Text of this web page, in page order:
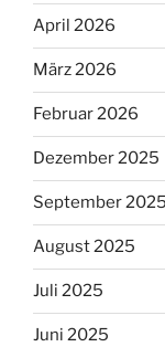
April 2026
März 2026
Februar 2026
Dezember 2025
September 2025
August 2025
Juli 2025
Juni 2025